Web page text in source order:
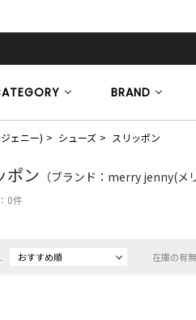
BRAND
ェニー) シューズ スリッポン
ポン （ブランド：merry jenny(メ
0件
おすすめ順 在庫の有無